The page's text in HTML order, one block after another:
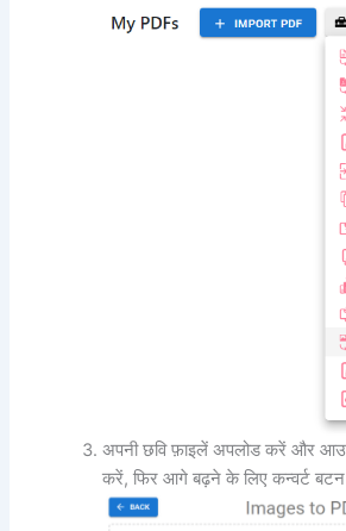
अपनी छवि फ़ाइलें अपलोड करें और
करें, फिर आगे बढ़ने के लिए कन्वर्ट बटन